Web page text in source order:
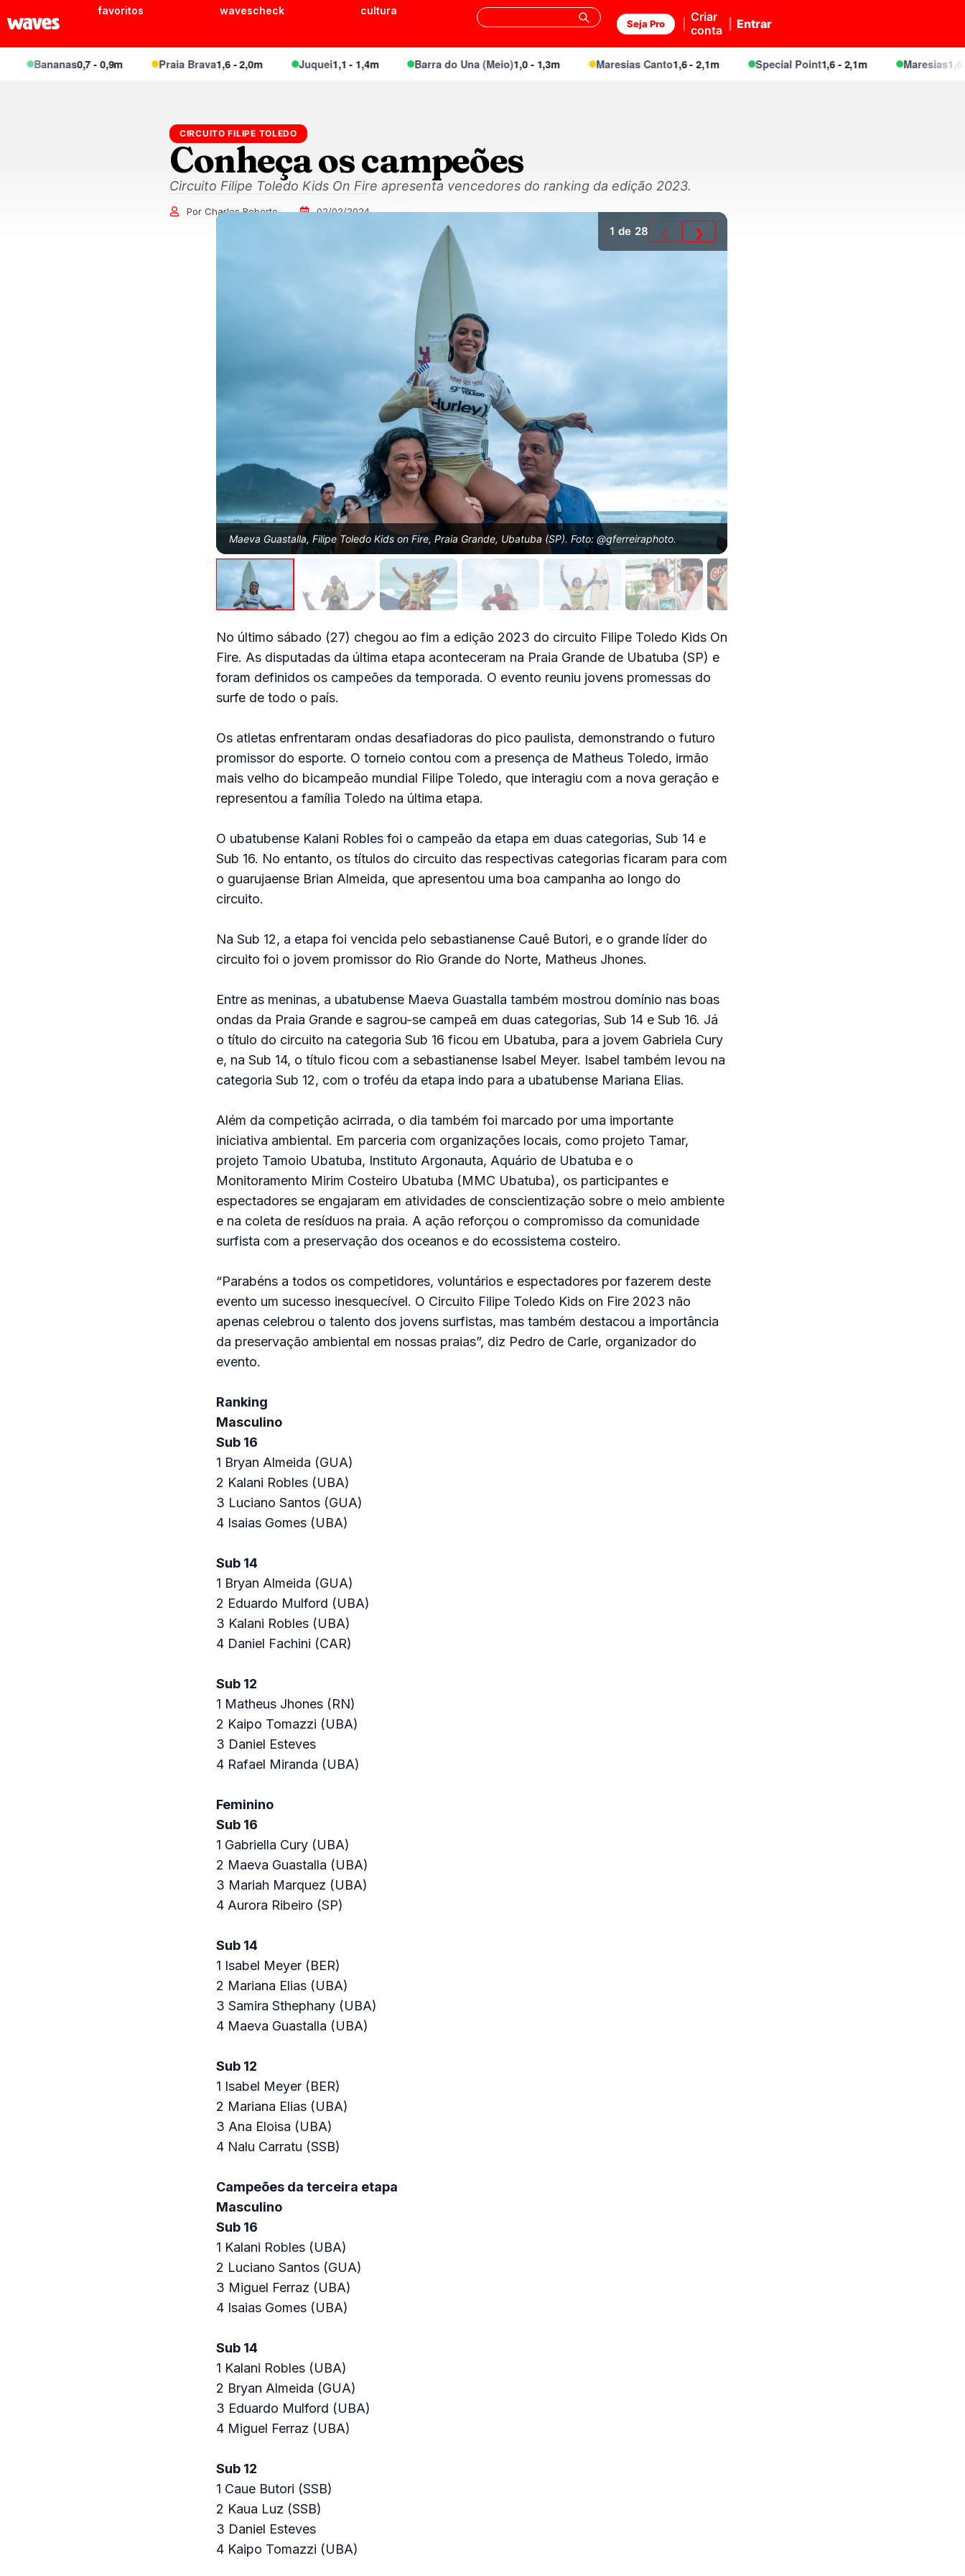
favoritos wavescheck cultura
Seja Pro
Criar
conta
Entrar
Bananas0,7 - 0,9m Praia Brava1,6 - 2,0m Juquei1,1 - 1,4m Barra do Una (Meio)1,0 - 1,3m Maresias Canto1,6 - 2,1m Special Point1,6 - 2,1m Maresias1,6 -
CIRCUITO FILIPE TOLEDO
Conheça os campeões
Circuito Filipe Toledo Kids On Fire apresenta vencedores do ranking da edição 2023.
Por Charles Roberto 02/02/2024
Maeva Guastalla, Filipe Toledo Kids on Fire, Praia Grande, Ubatuba (SP). Foto: @gferreiraphoto.
1 de 28 ❮ ❯
No último sábado (27) chegou ao fim a edição 2023 do circuito Filipe Toledo Kids On
Fire. As disputadas da última etapa aconteceram na Praia Grande de Ubatuba (SP) e
foram definidos os campeões da temporada. O evento reuniu jovens promessas do
surfe de todo o país.
Os atletas enfrentaram ondas desafiadoras do pico paulista, demonstrando o futuro
promissor do esporte. O torneio contou com a presença de Matheus Toledo, irmão
mais velho do bicampeão mundial Filipe Toledo, que interagiu com a nova geração e
representou a família Toledo na última etapa.
O ubatubense Kalani Robles foi o campeão da etapa em duas categorias, Sub 14 e
Sub 16. No entanto, os títulos do circuito das respectivas categorias ficaram para com
o guarujaense Brian Almeida, que apresentou uma boa campanha ao longo do
circuito.
Na Sub 12, a etapa foi vencida pelo sebastianense Cauê Butori, e o grande líder do
circuito foi o jovem promissor do Rio Grande do Norte, Matheus Jhones.
Entre as meninas, a ubatubense Maeva Guastalla também mostrou domínio nas boas
ondas da Praia Grande e sagrou-se campeã em duas categorias, Sub 14 e Sub 16. Já
o título do circuito na categoria Sub 16 ficou em Ubatuba, para a jovem Gabriela Cury
e, na Sub 14, o título ficou com a sebastianense Isabel Meyer. Isabel também levou na
categoria Sub 12, com o troféu da etapa indo para a ubatubense Mariana Elias.
Além da competição acirrada, o dia também foi marcado por uma importante
iniciativa ambiental. Em parceria com organizações locais, como projeto Tamar,
projeto Tamoio Ubatuba, Instituto Argonauta, Aquário de Ubatuba e o
Monitoramento Mirim Costeiro Ubatuba (MMC Ubatuba), os participantes e
espectadores se engajaram em atividades de conscientização sobre o meio ambiente
e na coleta de resíduos na praia. A ação reforçou o compromisso da comunidade
surfista com a preservação dos oceanos e do ecossistema costeiro.
“Parabéns a todos os competidores, voluntários e espectadores por fazerem deste
evento um sucesso inesquecível. O Circuito Filipe Toledo Kids on Fire 2023 não
apenas celebrou o talento dos jovens surfistas, mas também destacou a importância
da preservação ambiental em nossas praias”, diz Pedro de Carle, organizador do
evento.
Ranking
Masculino
Sub 16
1 Bryan Almeida (GUA)
2 Kalani Robles (UBA)
3 Luciano Santos (GUA)
4 Isaias Gomes (UBA)
Sub 14
1 Bryan Almeida (GUA)
2 Eduardo Mulford (UBA)
3 Kalani Robles (UBA)
4 Daniel Fachini (CAR)
Sub 12
1 Matheus Jhones (RN)
2 Kaipo Tomazzi (UBA)
3 Daniel Esteves
4 Rafael Miranda (UBA)
Feminino
Sub 16
1 Gabriella Cury (UBA)
2 Maeva Guastalla (UBA)
3 Mariah Marquez (UBA)
4 Aurora Ribeiro (SP)
Sub 14
1 Isabel Meyer (BER)
2 Mariana Elias (UBA)
3 Samira Sthephany (UBA)
4 Maeva Guastalla (UBA)
Sub 12
1 Isabel Meyer (BER)
2 Mariana Elias (UBA)
3 Ana Eloisa (UBA)
4 Nalu Carratu (SSB)
Campeões da terceira etapa
Masculino
Sub 16
1 Kalani Robles (UBA)
2 Luciano Santos (GUA)
3 Miguel Ferraz (UBA)
4 Isaias Gomes (UBA)
Sub 14
1 Kalani Robles (UBA)
2 Bryan Almeida (GUA)
3 Eduardo Mulford (UBA)
4 Miguel Ferraz (UBA)
Sub 12
1 Caue Butori (SSB)
2 Kaua Luz (SSB)
3 Daniel Esteves
4 Kaipo Tomazzi (UBA)